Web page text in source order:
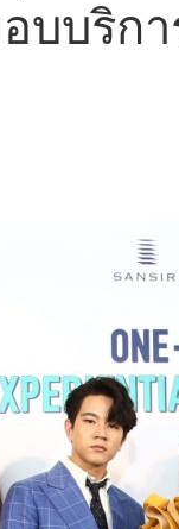
บริกา